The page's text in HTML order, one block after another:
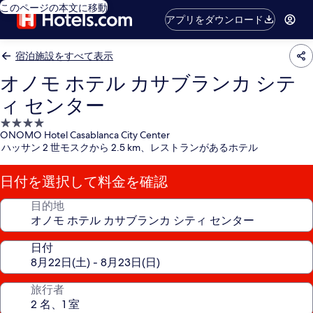
このページの本文に移動
アプリをダウンロード
宿泊施設をすべて表示
オノモ ホテル カサブランカ シテ
ィ センター
4.0
つ
星
宿
泊
施
ONOMO Hotel Casablanca City Center
ハッサン 2 世モスクから 2.5 km、レストランがあるホテル
日付を選択して料金を確認
目的地
日付
旅行者